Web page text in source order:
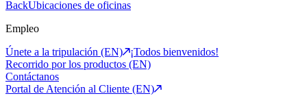
BackUbicaciones de oficinas
Empleo
Únete a la tripulación (EN)
¡Todos bienvenidos!
Recorrido por los productos (EN)
Contáctanos
Portal de Atención al Cliente (EN)